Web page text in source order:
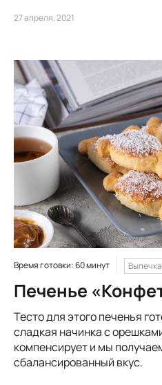
27 апреля, 2021
Время готовки: 60 минут Выпечка
Печенье
Тесто для этого печенья
сладкая начинка с
компенсирует и мы
сбалансированный вкус.